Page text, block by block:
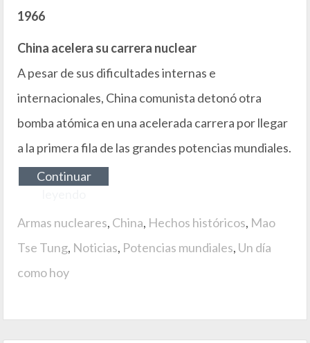
1966
China acelera su carrera nuclear
A pesar de sus dificultades internas e
internacionales, China comunista detonó otra
bomba atómica en una acelerada carrera por llegar
a la primera fila de las grandes potencias mundiales.
Continuar
Armas nucleares, China, Hechos históricos, Mao
Tse Tung, Noticias, Potencias mundiales, Un día
como hoy